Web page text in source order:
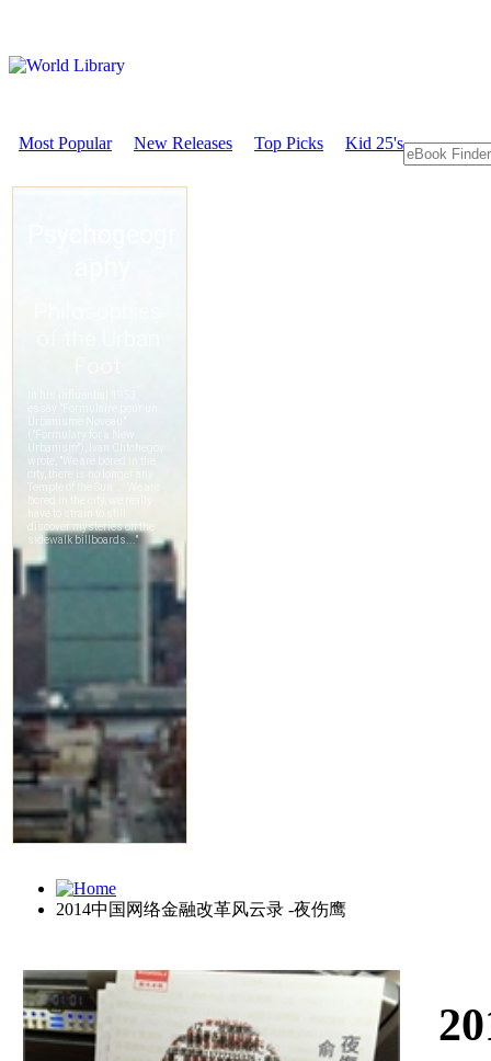
Most Popular New Releases Top Picks Kid 25's
2014中国网络金融改革风云录 -夜伤鹰